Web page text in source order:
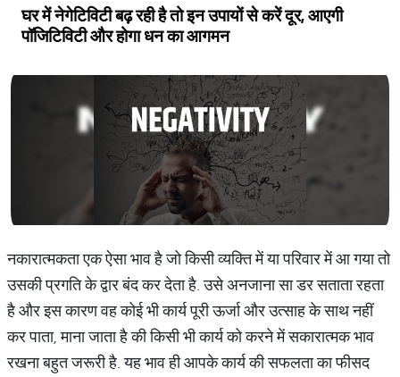
घर में नेगेटिविटी बढ़ रही है तो इन उपायों से करें दूर, आएगी
पॉजिटिविटी और होगा धन का आगमन
नकारात्मकता एक ऐसा भाव है जो किसी व्यक्ति में या परिवार में आ गया तो
उसकी प्रगति के द्वार बंद कर देता है. उसे अनजाना सा डर सताता रहता
है और इस कारण वह कोई भी कार्य पूरी ऊर्जा और उत्साह के साथ नहीं
कर पाता, माना जाता है की किसी भी कार्य को करने में सकारात्मक भाव
रखना बहुत जरूरी है. यह भाव ही आपके कार्य की सफलता का फीसद